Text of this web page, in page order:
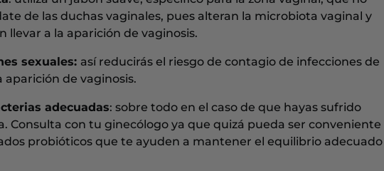
de las duchas vaginales, pues alteran la microbiota vaginal y
llevar a la aparición de vaginosis.
sexuales: así reducirás el riesgo de contagio de infecciones de
de vaginosis.
adecuadas: sobre todo en el caso de que hayas sufrido
Consulta con tu ginecólogo ya que quizá pueda ser conveniente
probióticos que te ayuden a mantener el equilibrio adecuado